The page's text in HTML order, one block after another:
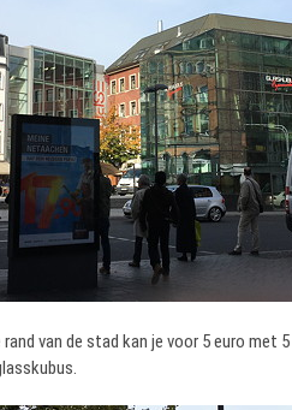
van de stad kan je voor 5 euro met